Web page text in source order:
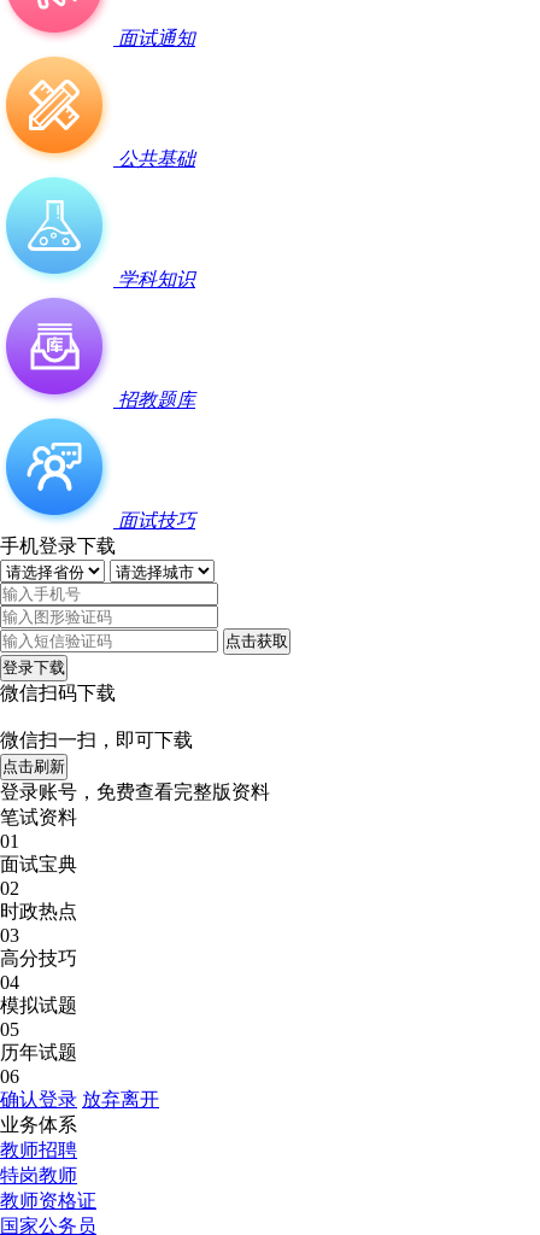
面试通知
公共基础
学科知识
招教题库
面试技巧
手机登录下载
点击获取
登录下载
微信扫码下载
微信扫一扫，即可下载
点击刷新
登录账号，免费查看完整版资料
笔试资料
01
面试宝典
02
时政热点
03
高分技巧
04
模拟试题
05
历年试题
06
确认登录 放弃离开
业务体系
教师招聘
特岗教师
教师资格证
国家公务员